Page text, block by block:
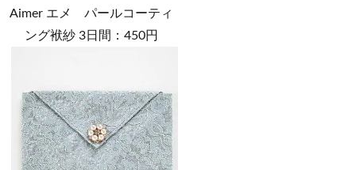
Aimer エメ パールコーティ
ング袱紗 3日間：450円